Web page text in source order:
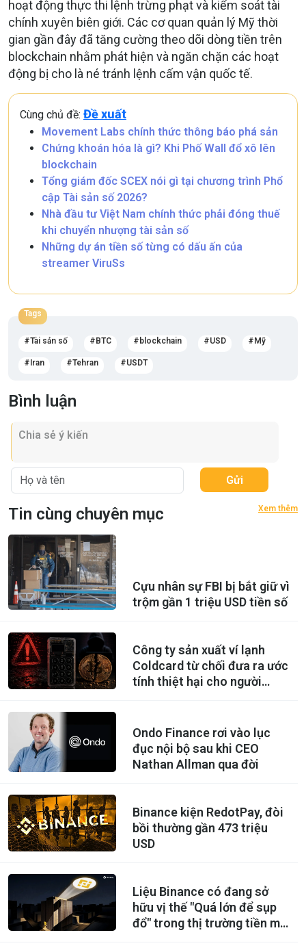
hoạt động thực thi lệnh trừng phạt và kiểm soát tài
chính xuyên biên giới. Các cơ quan quản lý Mỹ thời
gian gần đây đã tăng cường theo dõi dòng tiền trên
blockchain nhằm phát hiện và ngăn chặn các hoạt
động bị cho là né tránh lệnh cấm vận quốc tế.
Cùng chủ đề: Đề xuất
Movement Labs chính thức thông báo phá sản
Chứng khoán hóa là gì? Khi Phố Wall đổ xô lên
blockchain
Tổng giám đốc SCEX nói gì tại chương trình Phổ
cập Tài sản số 2026?
Nhà đầu tư Việt Nam chính thức phải đóng thuế
khi chuyển nhượng tài sản số
Những dự án tiền số từng có dấu ấn của
streamer ViruSs
Tags
Tài sản số BTC blockchain USD Mỹ
Iran Tehran USDT
Bình luận
Gửi
Tin cùng chuyên mục Xem thêm
Cựu nhân sự FBI bị bắt giữ vì
trộm gần 1 triệu USD tiền số
Công ty sản xuất ví lạnh
Coldcard từ chối đưa ra ước
tính thiệt hại cho người
Ondo Finance rơi vào lục
đục nội bộ sau khi CEO
Nathan Allman qua đời
Binance kiện RedotPay, đòi
bồi thường gần 473 triệu
USD
Liệu Binance có đang sở
hữu vị thế "Quá lớn để sụp
đổ" trong thị trường tiền mã